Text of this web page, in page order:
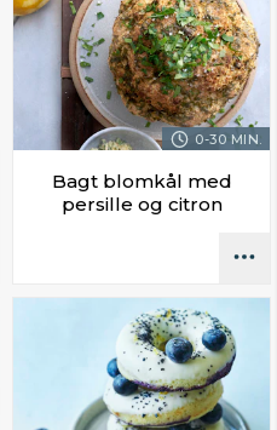
0-30 MIN.
Bagt blomkål med
persille og citron